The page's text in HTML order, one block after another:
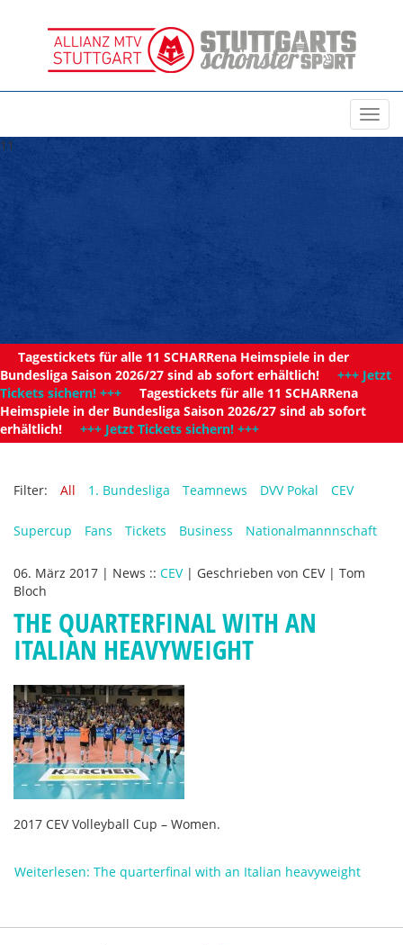
11
Tagestickets für alle 11 SCHARRena Heimspiele in der
Bundesliga Saison 2026/27 sind ab sofort erhältlich! +++ Jetzt
Tickets sichern! +++ Tagestickets für alle 11 SCHARRena
Heimspiele in der Bundesliga Saison 2026/27 sind ab sofort
erhältlich! +++ Jetzt Tickets sichern! +++
Filter: All 1. Bundesliga Teamnews DVV Pokal CEV
Supercup Fans Tickets Business Nationalmannnschaft
06. März 2017 | News :: CEV | Geschrieben von CEV | Tom
Bloch
THE QUARTERFINAL WITH AN
ITALIAN HEAVYWEIGHT
2017 CEV Volleyball Cup – Women.
Weiterlesen: The quarterfinal with an Italian heavyweight